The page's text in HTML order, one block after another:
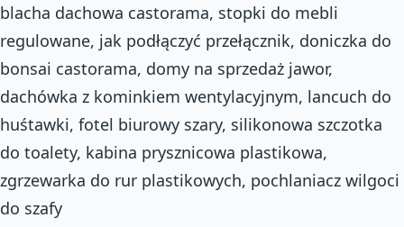
blacha dachowa castorama, stopki do mebli
regulowane, jak podłączyć przełącznik, doniczka do
bonsai castorama, domy na sprzedaż jawor,
dachówka z kominkiem wentylacyjnym, lancuch do
huśtawki, fotel biurowy szary, silikonowa szczotka
do toalety, kabina prysznicowa plastikowa,
zgrzewarka do rur plastikowych, pochlaniacz wilgoci
do szafy